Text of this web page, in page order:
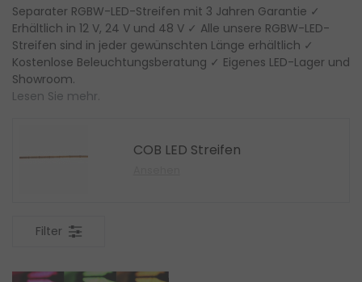
Separater RGBW-LED-Streifen mit 3 Jahren Garantie ✓
Erhältlich in 12 V, 24 V und 48 V ✓ Alle unsere RGBW-LED-
Streifen sind in jeder gewünschten Länge erhältlich ✓
Kostenlose Beleuchtungsberatung ✓ Eigenes LED-Lager und
Showroom.
Lesen Sie mehr.
COB LED Streifen
Filter